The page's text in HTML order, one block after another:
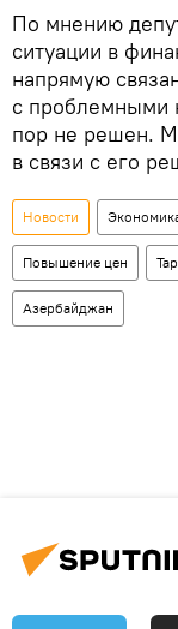
По мнению
ситуации в
напрямую
с проблемными
пор не решен.
в связи с его
Новости
Повышение цен
Азербайджан